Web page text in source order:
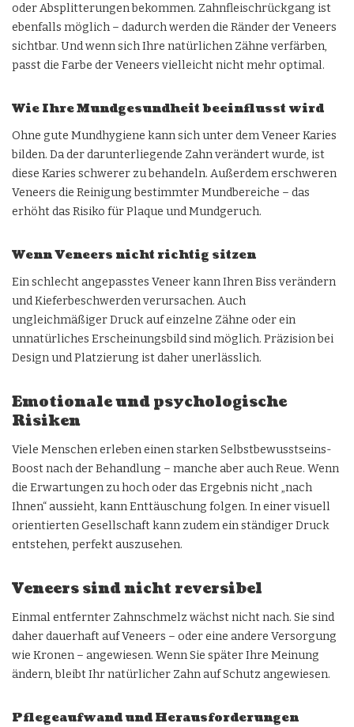
oder Absplitterungen bekommen. Zahnfleischrückgang ist
ebenfalls möglich – dadurch werden die Ränder der Veneers
sichtbar. Und wenn sich Ihre natürlichen Zähne verfärben,
passt die Farbe der Veneers vielleicht nicht mehr optimal.
Wie Ihre Mundgesundheit beeinflusst wird
Ohne gute Mundhygiene kann sich unter dem Veneer Karies
bilden. Da der darunterliegende Zahn verändert wurde, ist
diese Karies schwerer zu behandeln. Außerdem erschweren
Veneers die Reinigung bestimmter Mundbereiche – das
erhöht das Risiko für Plaque und Mundgeruch.
Wenn Veneers nicht richtig sitzen
Ein schlecht angepasstes Veneer kann Ihren Biss verändern
und Kieferbeschwerden verursachen. Auch
ungleichmäßiger Druck auf einzelne Zähne oder ein
unnatürliches Erscheinungsbild sind möglich. Präzision bei
Design und Platzierung ist daher unerlässlich.
Emotionale und psychologische
Risiken
Viele Menschen erleben einen starken Selbstbewusstseins-
Boost nach der Behandlung – manche aber auch Reue. Wenn
die Erwartungen zu hoch oder das Ergebnis nicht „nach
Ihnen“ aussieht, kann Enttäuschung folgen. In einer visuell
orientierten Gesellschaft kann zudem ein ständiger Druck
entstehen, perfekt auszusehen.
Veneers sind nicht reversibel
Einmal entfernter Zahnschmelz wächst nicht nach. Sie sind
daher dauerhaft auf Veneers – oder eine andere Versorgung
wie Kronen – angewiesen. Wenn Sie später Ihre Meinung
ändern, bleibt Ihr natürlicher Zahn auf Schutz angewiesen.
Pflegeaufwand und Herausforderungen